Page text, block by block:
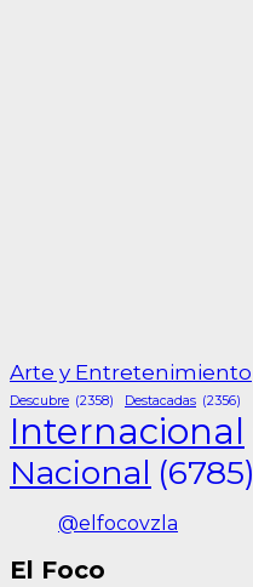
Arte y Entretenimiento
Descubre (2358) Destacadas (2356)
Internacional
Nacional (6785)
@elfocovzla
El Foco